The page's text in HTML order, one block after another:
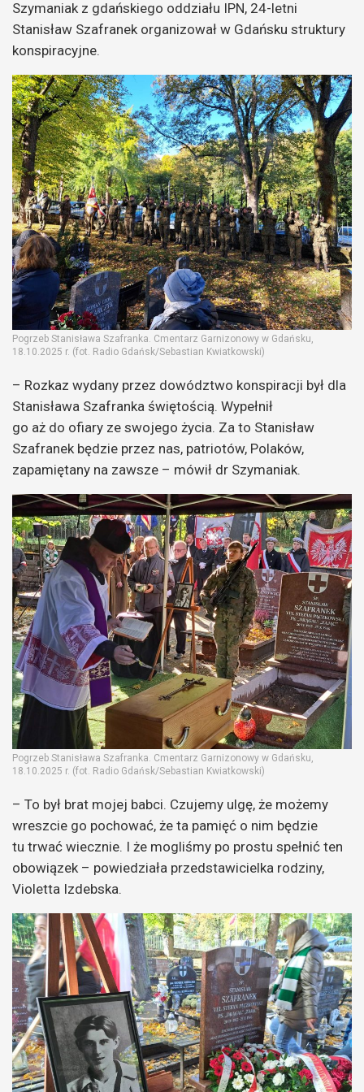
Szymaniak z gdańskiego oddziału IPN, 24-letni
Stanisław Szafranek organizował w Gdańsku struktury
konspiracyjne.
Pogrzeb Stanisława Szafranka. Cmentarz Garnizonowy w Gdańsku,
18.10.2025 r. (fot. Radio Gdańsk/Sebastian Kwiatkowski)
– Rozkaz wydany przez dowództwo konspiracji był dla
Stanisława Szafranka świętością. Wypełnił
go aż do ofiary ze swojego życia. Za to Stanisław
Szafranek będzie przez nas, patriotów, Polaków,
zapamiętany na zawsze – mówił dr Szymaniak.
Pogrzeb Stanisława Szafranka. Cmentarz Garnizonowy w Gdańsku,
18.10.2025 r. (fot. Radio Gdańsk/Sebastian Kwiatkowski)
– To był brat mojej babci. Czujemy ulgę, że możemy
wreszcie go pochować, że ta pamięć o nim będzie
tu trwać wiecznie. I że mogliśmy po prostu spełnić ten
obowiązek – powiedziała przedstawicielka rodziny,
Violetta Izdebska.